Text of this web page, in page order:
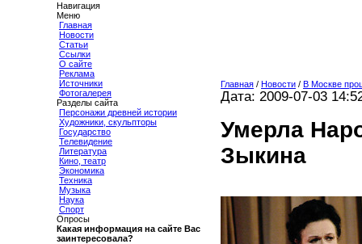
Навигация
Меню
Главная
Новости
Статьи
Ссылки
О сайте
Реклама
Источники
Фотогалерея
Разделы сайта
Персонажи древней истории
Художники, скульпторы
Государство
Телевидение
Литература
Кино, театр
Экономика
Техника
Музыка
Наука
Спорт
Опросы
Какая информация на сайте Вас
заинтересовала?
Главная / Новости / В Москве
Дата: 2009-07-03
Умерла
Зыкина